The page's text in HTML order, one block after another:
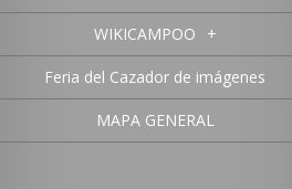
WIKICAMPOO +
Feria del Cazador de imágenes
MAPA GENERAL